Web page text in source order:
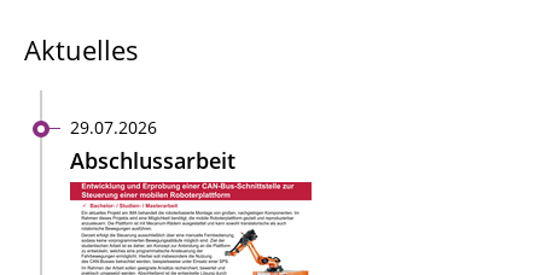
Aktuelles
29.07.2026
Abschlussarbeit